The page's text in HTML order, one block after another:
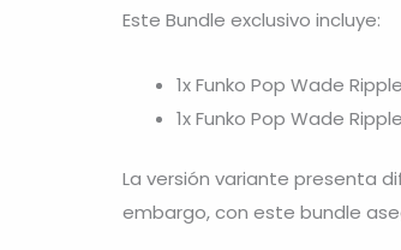
Este Bundle exclusivo incluye:
1x Funko Pop Wade
1x Funko Pop Wade
La versión variante presenta
embargo, con este bundle